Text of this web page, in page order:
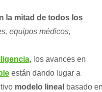
la mitad de todos los
equipos médicos,
, los avances en
están dando lugar a
modelo lineal basado en